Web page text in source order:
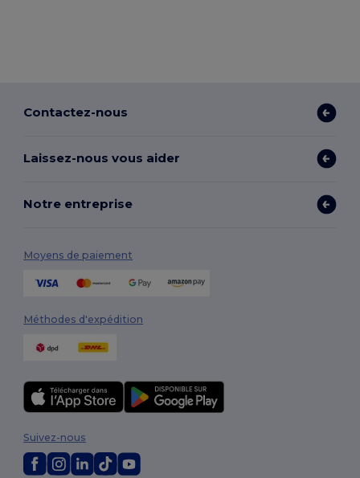
Contactez-nous
Laissez-nous vous aider
Notre entreprise
Moyens de paiement
Méthodes d'expédition
Suivez-nous